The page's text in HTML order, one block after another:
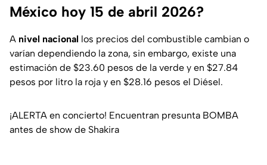
México hoy 15 de abril 2026?
A nivel nacional los precios del combustible cambian o
varían dependiendo la zona, sin embargo, existe una
estimación de $23.60 pesos de la verde y en $27.84
pesos por litro la roja y en $28.16 pesos el Diésel.
¡ALERTA en concierto! Encuentran presunta BOMBA
antes de show de Shakira